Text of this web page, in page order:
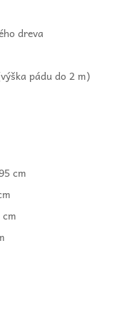
dreva
pádu do 2 m)
cm